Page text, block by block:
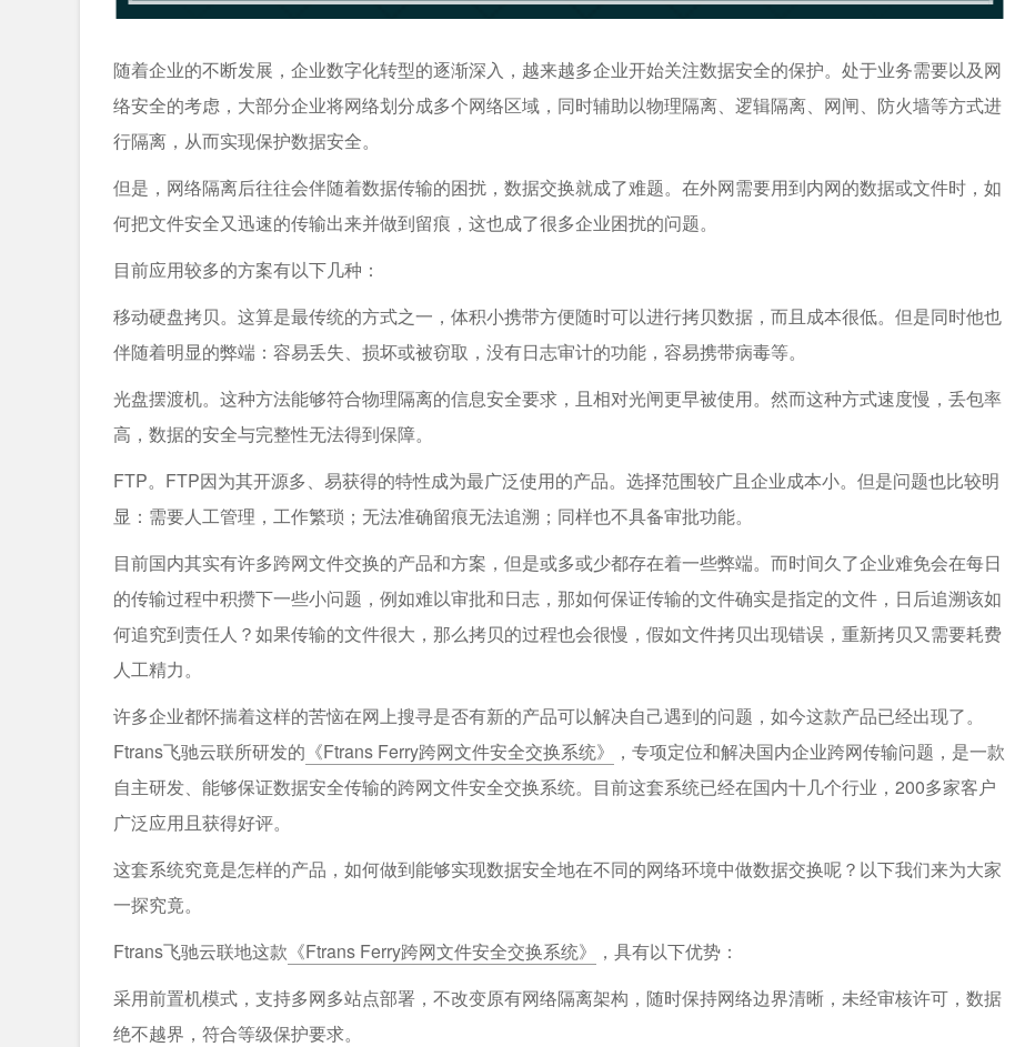
随着企业的不断发展，企业数字化转型的逐渐深入，越来越多企业开始关注数据安全的保护。处于业务需要以及网
络安全的考虑，大部分企业将网络划分成多个网络区域，同时辅助以物理隔离、逻辑隔离、网闸、防火墙等方式进
行隔离，从而实现保护数据安全。
但是，网络隔离后往往会伴随着数据传输的困扰，数据交换就成了难题。在外网需要用到内网的数据或文件时，如
何把文件安全又迅速的传输出来并做到留痕，这也成了很多企业困扰的问题。
目前应用较多的方案有以下几种：
移动硬盘拷贝。这算是最传统的方式之一，体积小携带方便随时可以进行拷贝数据，而且成本很低。但是同时他也
伴随着明显的弊端：容易丢失、损坏或被窃取，没有日志审计的功能，容易携带病毒等。
光盘摆渡机。这种方法能够符合物理隔离的信息安全要求，且相对光闸更早被使用。然而这种方式速度慢，丢包率
高，数据的安全与完整性无法得到保障。
FTP。FTP因为其开源多、易获得的特性成为最广泛使用的产品。选择范围较广且企业成本小。但是问题也比较明
显：需要人工管理，工作繁琐；无法准确留痕无法追溯；同样也不具备审批功能。
目前国内其实有许多跨网文件交换的产品和方案，但是或多或少都存在着一些弊端。而时间久了企业难免会在每日
的传输过程中积攒下一些小问题，例如难以审批和日志，那如何保证传输的文件确实是指定的文件，日后追溯该如
何追究到责任人？如果传输的文件很大，那么拷贝的过程也会很慢，假如文件拷贝出现错误，重新拷贝又需要耗费
人工精力。
许多企业都怀揣着这样的苦恼在网上搜寻是否有新的产品可以解决自己遇到的问题，如今这款产品已经出现了。
Ftrans飞驰云联所研发的 《Ftrans Ferry跨网文件安全交换系统》
，专项定位和解决国内企业跨网传输问题，是一款
自主研发、能够保证数据安全传输的跨网文件安全交换系统。目前这套系统已经在国内十几个行业，200多家客户
广泛应用且获得好评。
这套系统究竟是怎样的产品，如何做到能够实现数据安全地在不同的网络环境中做数据交换呢？以下我们来为大家
一探究竟。
Ftrans飞驰云联地这款 《Ftrans Ferry跨网文件安全交换系统》
，具有以下优势：
采用前置机模式，支持多网多站点部署，不改变原有网络隔离架构，随时保持网络边界清晰，未经审核许可，数据
绝不越界，符合等级保护要求。